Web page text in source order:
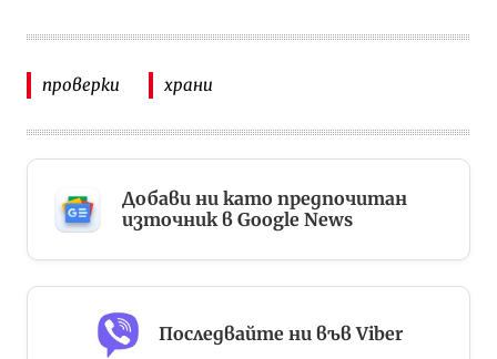
проверки храни
Добави ни като предпочитан
източник в Google News
Последвайте ни във Viber